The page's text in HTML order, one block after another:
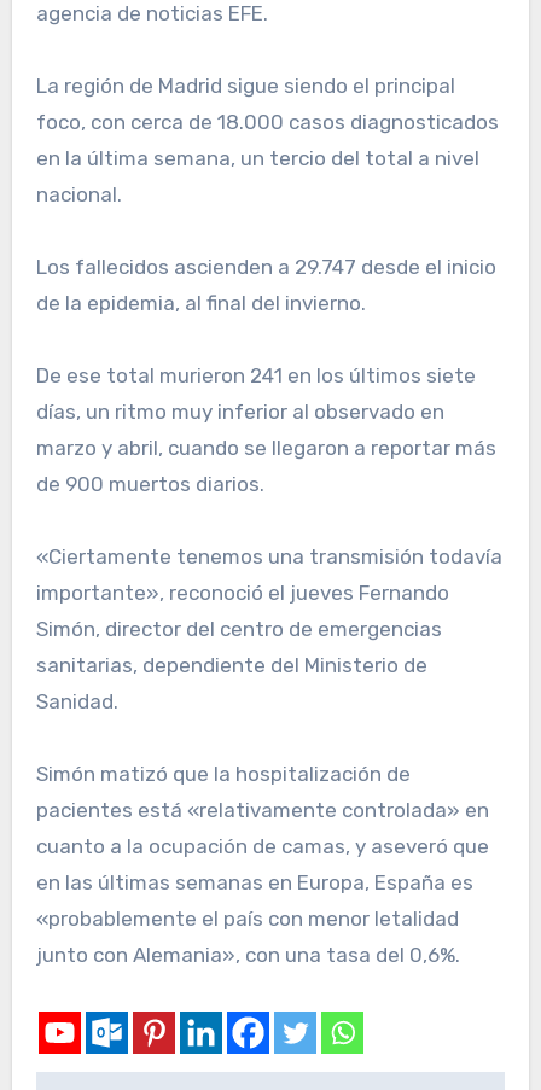
agencia de noticias EFE.
La región de Madrid sigue siendo el principal
foco, con cerca de 18.000 casos diagnosticados
en la última semana, un tercio del total a nivel
nacional.
Los fallecidos ascienden a 29.747 desde el inicio
de la epidemia, al final del invierno.
De ese total murieron 241 en los últimos siete
días, un ritmo muy inferior al observado en
marzo y abril, cuando se llegaron a reportar más
de 900 muertos diarios.
«Ciertamente tenemos una transmisión todavía
importante», reconoció el jueves Fernando
Simón, director del centro de emergencias
sanitarias, dependiente del Ministerio de
Sanidad.
Simón matizó que la hospitalización de
pacientes está «relativamente controlada» en
cuanto a la ocupación de camas, y aseveró que
en las últimas semanas en Europa, España es
«probablemente el país con menor letalidad
junto con Alemania», con una tasa del 0,6%.